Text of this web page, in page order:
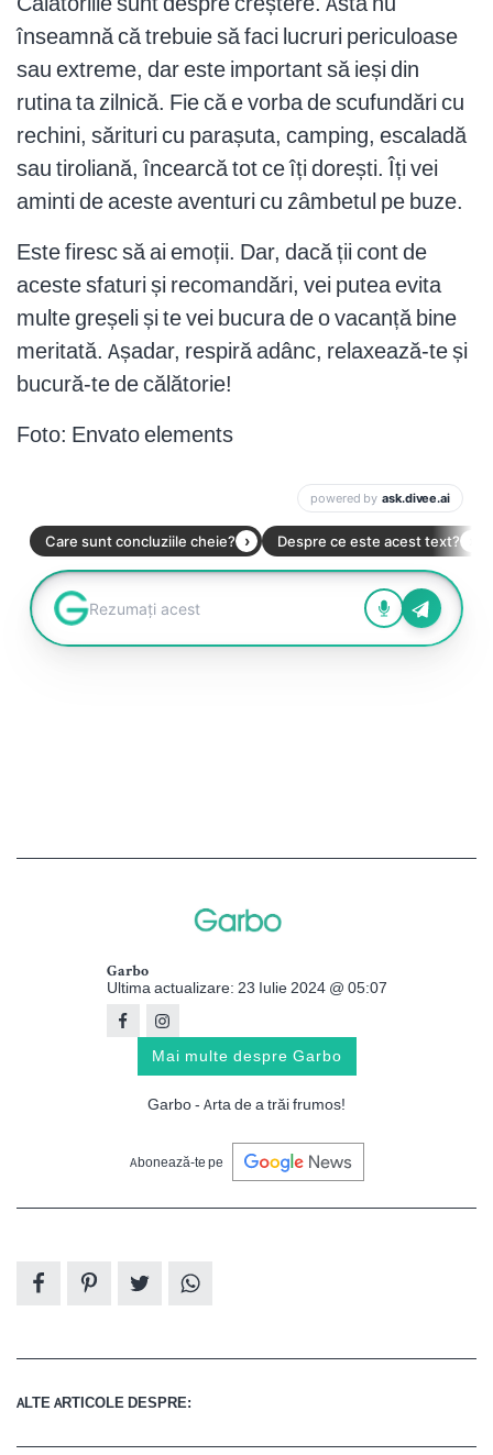
înseamnă că trebuie să faci lucruri periculoase
sau extreme, dar este important să ieși din
rutina ta zilnică. Fie că e vorba de scufundări cu
rechini, sărituri cu parașuta, camping, escaladă
sau tiroliană, încearcă tot ce îți dorești. Îți vei
aminti de aceste aventuri cu zâmbetul pe buze.
Este firesc să ai emoții. Dar, dacă ții cont de
aceste sfaturi și recomandări, vei putea evita
multe greșeli și te vei bucura de o vacanță bine
meritată. Așadar, respiră adânc, relaxează-te și
bucură-te de călătorie!
Foto: Envato elements
Garbo
Ultima actualizare: 23 Iulie 2024 @ 05:07
Mai multe despre Garbo
Garbo - Arta de a trăi frumos!
Abonează-te pe
ALTE ARTICOLE DESPRE: